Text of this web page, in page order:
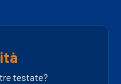
testate?